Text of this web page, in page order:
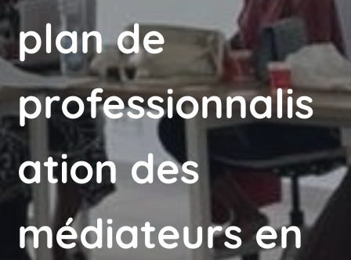
plan de
professionnalis
ation des
médiateurs en